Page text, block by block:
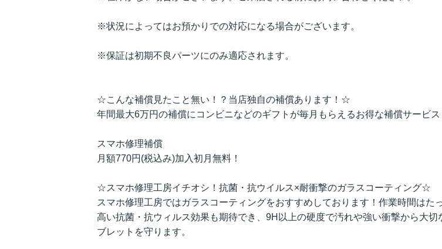
※状況によってはお預かりでの対応になる場合がございます。
※保証は初期不良パーツにのみ適応されます。
☆こんな補償見たこと無い！？当店独自の補償あります！☆
年間最大6万円の補償にコンビニなどのギフトが毎月もらえるお得な補償サービス
スマホ修理補償
月額770円(税込み)加入初月無料！
☆スマホ修理工房イチオシ！抗菌・抗ウイルス×耐衝撃のガラスコーティング☆
スマホ修理工房ではガラスコーティングをおすすめしております！作業時間はた
高い抗菌・抗ウィルス効果も期待でき、9H以上の硬度で汚れや強い衝撃から大切
ブレットを守ります。